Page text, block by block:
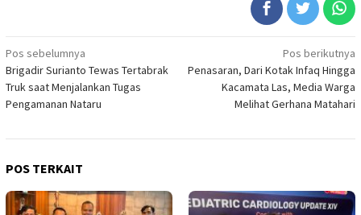
Navigasi
pos
Pos sebelumnya
Brigadir Surianto Tewas Tertabrak
Truk saat Menjalankan Tugas
Pengamanan Nataru
Pos berikutnya
Penasaran, Dari Kotak Infaq Hingga
Kacamata Las, Media Warga
Melihat Gerhana Matahari
POS TERKAIT